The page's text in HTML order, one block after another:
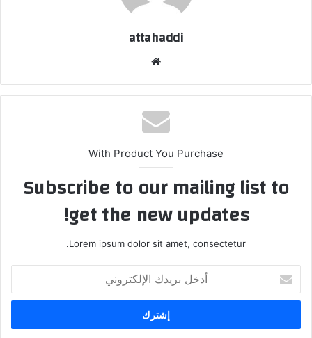
attahaddi
With Product You Purchase
Subscribe to our mailing list to
get the new updates!
Lorem ipsum dolor sit amet, consectetur.
بريدك
الإلكتروني